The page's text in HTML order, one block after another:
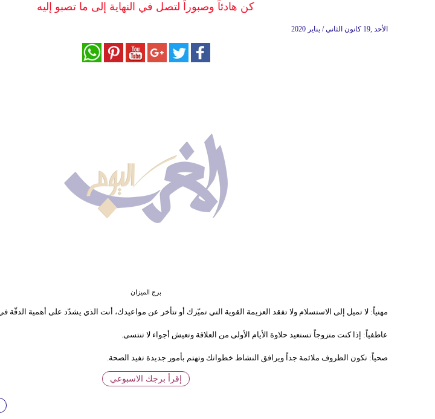
كن هادئاً وصبوراً لتصل في النهاية إلى ما تصبو إليه
الأحد ,19 كانون الثاني / يناير 2020
برج الميزان
مهنياً: لا تميل ‏إلى الاستسلام ولا تفقد العزيمة القوية التي تميّزك أو تتأخر عن مواعيدك، أنت الذي يشدّد على أهمية الدقّة
عاطفياً: إذا كنت متزوجاً تستعيد حلاوة الأيام الأولى من العلاقة وتعيش أجواء لا تنتسى.
صحياً: تكون الظروف ملائمة جداً ويرافق النشاط خطواتك وتهتم بأمور جديدة تفيد الصحة.
إقرأ برجك الاسبوعي